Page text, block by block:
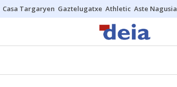
Casa Targaryen Gaztelugatxe Athletic Aste Nagusia